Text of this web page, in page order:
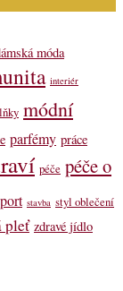
móda
interiér
módní
parfémy práce
péče péče o
stavba styl oblečení
pleť zdravé jídlo